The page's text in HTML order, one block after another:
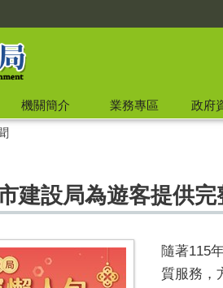
機關簡介 業務專區 政府
建設局為遊客提供
隨著115
質服務，